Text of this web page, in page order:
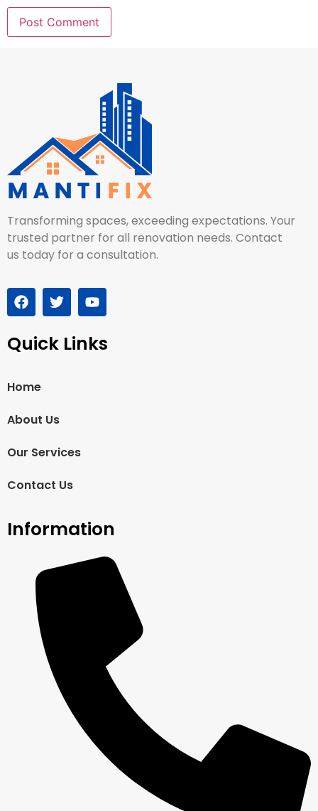
Transforming spaces, exceeding expectations. Your
trusted partner for all renovation needs. Contact
us today for a consultation.
Quick Links
Home
About Us
Our Services
Contact Us
Information